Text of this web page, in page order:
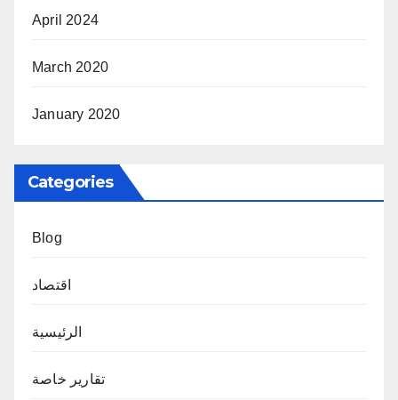
April 2024
March 2020
January 2020
Categories
Blog
اقتصاد
الرئيسية
تقارير خاصة